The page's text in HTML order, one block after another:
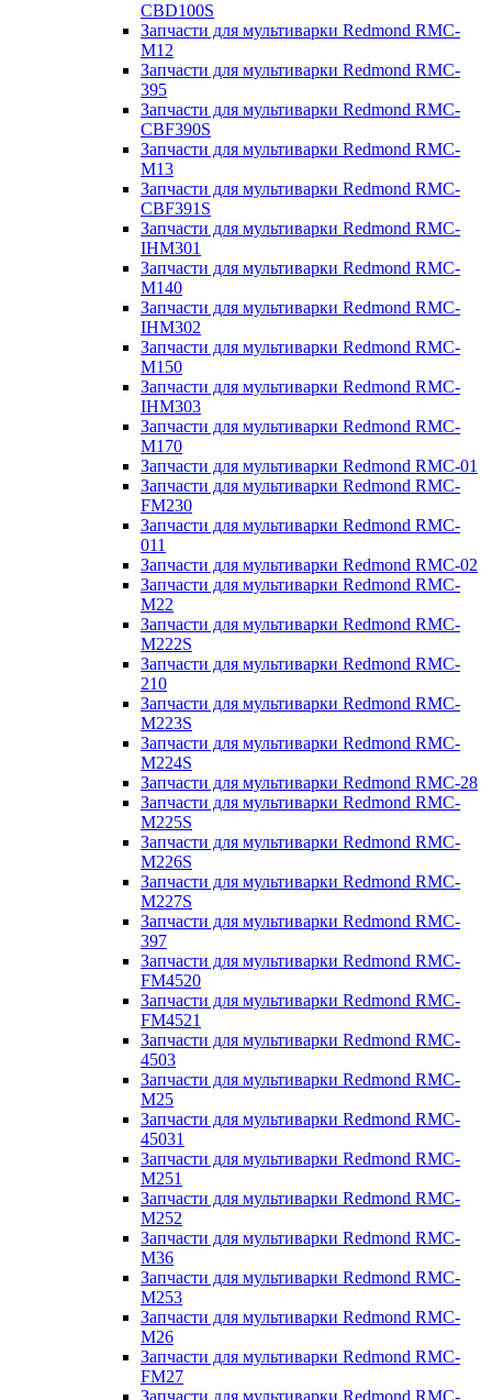
CBD100S
Запчасти для мультиварки Redmond RMC-
M12
Запчасти для мультиварки Redmond RMC-
395
Запчасти для мультиварки Redmond RMC-
CBF390S
Запчасти для мультиварки Redmond RMC-
M13
Запчасти для мультиварки Redmond RMC-
CBF391S
Запчасти для мультиварки Redmond RMC-
IHM301
Запчасти для мультиварки Redmond RMC-
M140
Запчасти для мультиварки Redmond RMC-
IHM302
Запчасти для мультиварки Redmond RMC-
M150
Запчасти для мультиварки Redmond RMC-
IHM303
Запчасти для мультиварки Redmond RMC-
M170
Запчасти для мультиварки Redmond RMC-01
Запчасти для мультиварки Redmond RMC-
FM230
Запчасти для мультиварки Redmond RMC-
011
Запчасти для мультиварки Redmond RMC-02
Запчасти для мультиварки Redmond RMC-
M22
Запчасти для мультиварки Redmond RMC-
M222S
Запчасти для мультиварки Redmond RMC-
210
Запчасти для мультиварки Redmond RMC-
M223S
Запчасти для мультиварки Redmond RMC-
M224S
Запчасти для мультиварки Redmond RMC-28
Запчасти для мультиварки Redmond RMC-
M225S
Запчасти для мультиварки Redmond RMC-
M226S
Запчасти для мультиварки Redmond RMC-
M227S
Запчасти для мультиварки Redmond RMC-
397
Запчасти для мультиварки Redmond RMC-
FM4520
Запчасти для мультиварки Redmond RMC-
FM4521
Запчасти для мультиварки Redmond RMC-
4503
Запчасти для мультиварки Redmond RMC-
M25
Запчасти для мультиварки Redmond RMC-
45031
Запчасти для мультиварки Redmond RMC-
M251
Запчасти для мультиварки Redmond RMC-
M252
Запчасти для мультиварки Redmond RMC-
M36
Запчасти для мультиварки Redmond RMC-
M253
Запчасти для мультиварки Redmond RMC-
M26
Запчасти для мультиварки Redmond RMC-
FM27
Запчасти для мультиварки Redmond RMC-